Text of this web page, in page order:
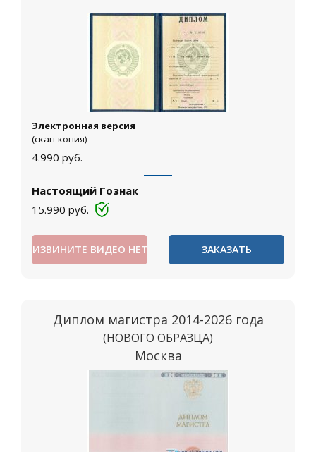
Электронная версия
(скан-копия)
4.990 руб.
Настоящий Гознак
15.990 руб.
ИЗВИНИТЕ ВИДЕО НЕТ ЗАКАЗАТЬ
Диплом магистра 2014-2026 года
(НОВОГО ОБРАЗЦА)
Москва